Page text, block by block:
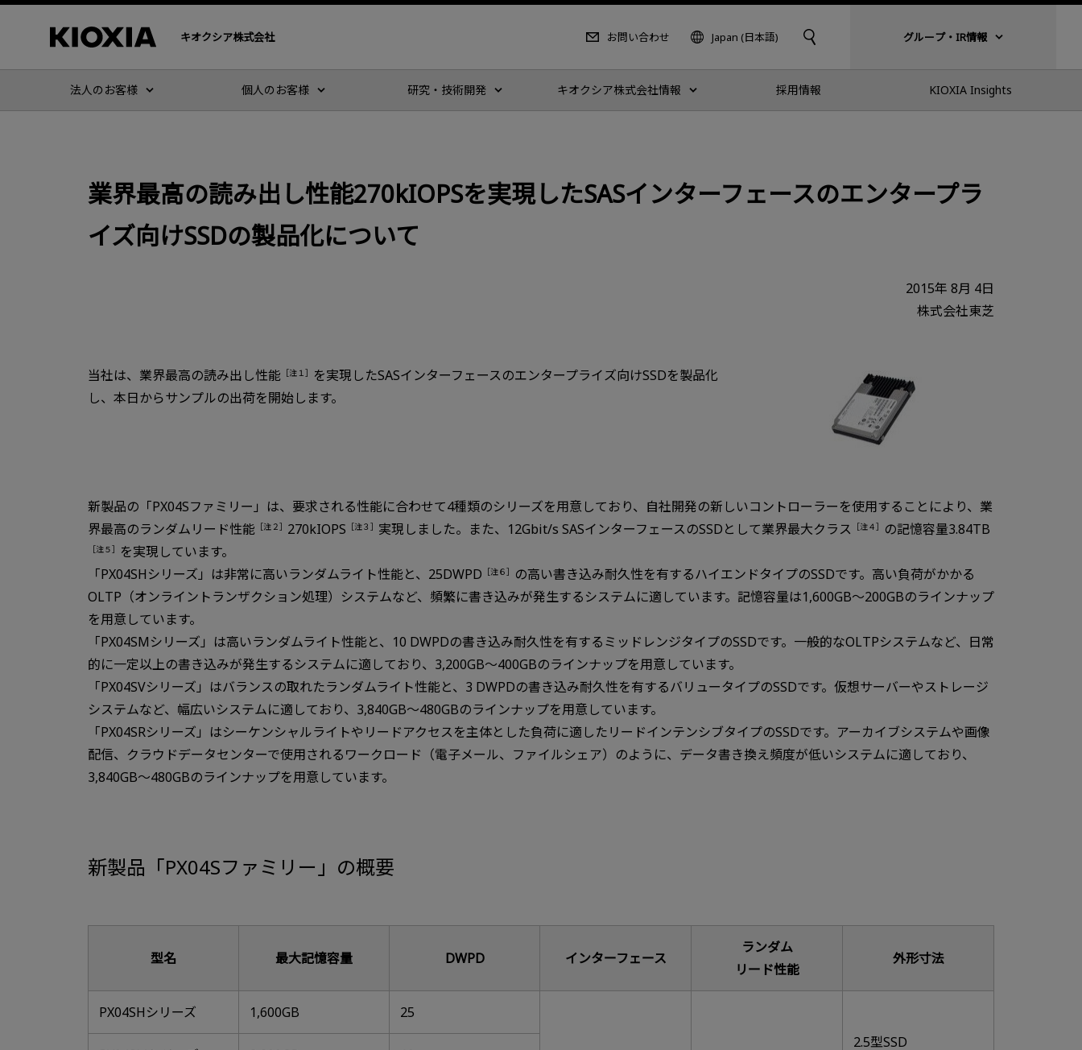
キオクシア株式会社 お問い合わせ Japan (日本語) グループ・IR情報
法人のお客様 個人のお客様 研究・技術開発 キオクシア株式会社情報 採用情報 KIOXIA Insights
業界最高の読み出し性能270kIOPSを実現したSASインターフェースのエンタープラ
イズ向けSSDの製品化について
2015年 8月 4日
株式会社東芝
当社は、業界最高の読み出し性能 ［注１］
を実現したSASインターフェースのエンタープライズ向けSSDを製品化
し、本日からサンプルの出荷を開始します。
新製品の「PX04Sファミリー」は、要求される性能に合わせて4種類のシリーズを用意しており、自社開発の新しいコントローラーを使用することにより、業
界最高のランダムリード性能 ［注２］ 270kIOPS ［注３］ 実現しました。また、12Gbit/s SASインターフェースのSSDとして業界最大クラス ［注４］ の記憶容量3.84TB
［注５］
を実現しています。
「PX04SHシリーズ」は非常に高いランダムライト性能と、25DWPD ［注６］
の高い書き込み耐久性を有するハイエンドタイプのSSDです。高い負荷がかかる
OLTP（オンライントランザクション処理）システムなど、頻繁に書き込みが発生するシステムに適しています。記憶容量は1,600GB～200GBのラインナップ
を用意しています。
「PX04SMシリーズ」は高いランダムライト性能と、10 DWPDの書き込み耐久性を有するミッドレンジタイプのSSDです。一般的なOLTPシステムなど、日常
的に一定以上の書き込みが発生するシステムに適しており、3,200GB～400GBのラインナップを用意しています。
「PX04SVシリーズ」はバランスの取れたランダムライト性能と、3 DWPDの書き込み耐久性を有するバリュータイプのSSDです。仮想サーバーやストレージ
システムなど、幅広いシステムに適しており、3,840GB～480GBのラインナップを用意しています。
「PX04SRシリーズ」はシーケンシャルライトやリードアクセスを主体とした負荷に適したリードインテンシブタイプのSSDです。アーカイブシステムや画像
配信、クラウドデータセンターで使用されるワークロード（電子メール、ファイルシェア）のように、データ書き換え頻度が低いシステムに適しており、
3,840GB～480GBのラインナップを用意しています。
新製品「PX04Sファミリー」の概要
型名 最大記憶容量 DWPD インターフェース
ランダム
リード性能
外形寸法
PX04SHシリーズ 1,600GB 25
2.5型SSD